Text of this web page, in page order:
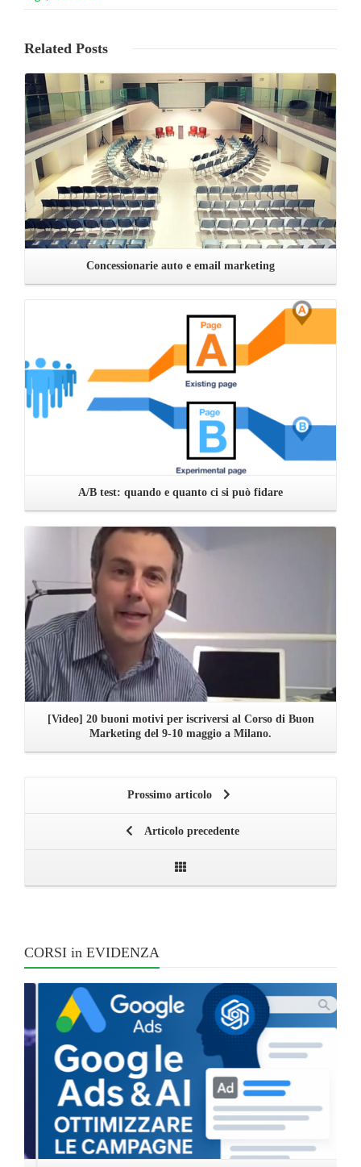
Related Posts
Concessionarie auto e email marketing
A/B test: quando e quanto ci si può fidare
[Video] 20 buoni motivi per iscriversi al Corso di Buon
Marketing del 9-10 maggio a Milano.
Prossimo articolo
Articolo precedente
CORSI in EVIDENZA